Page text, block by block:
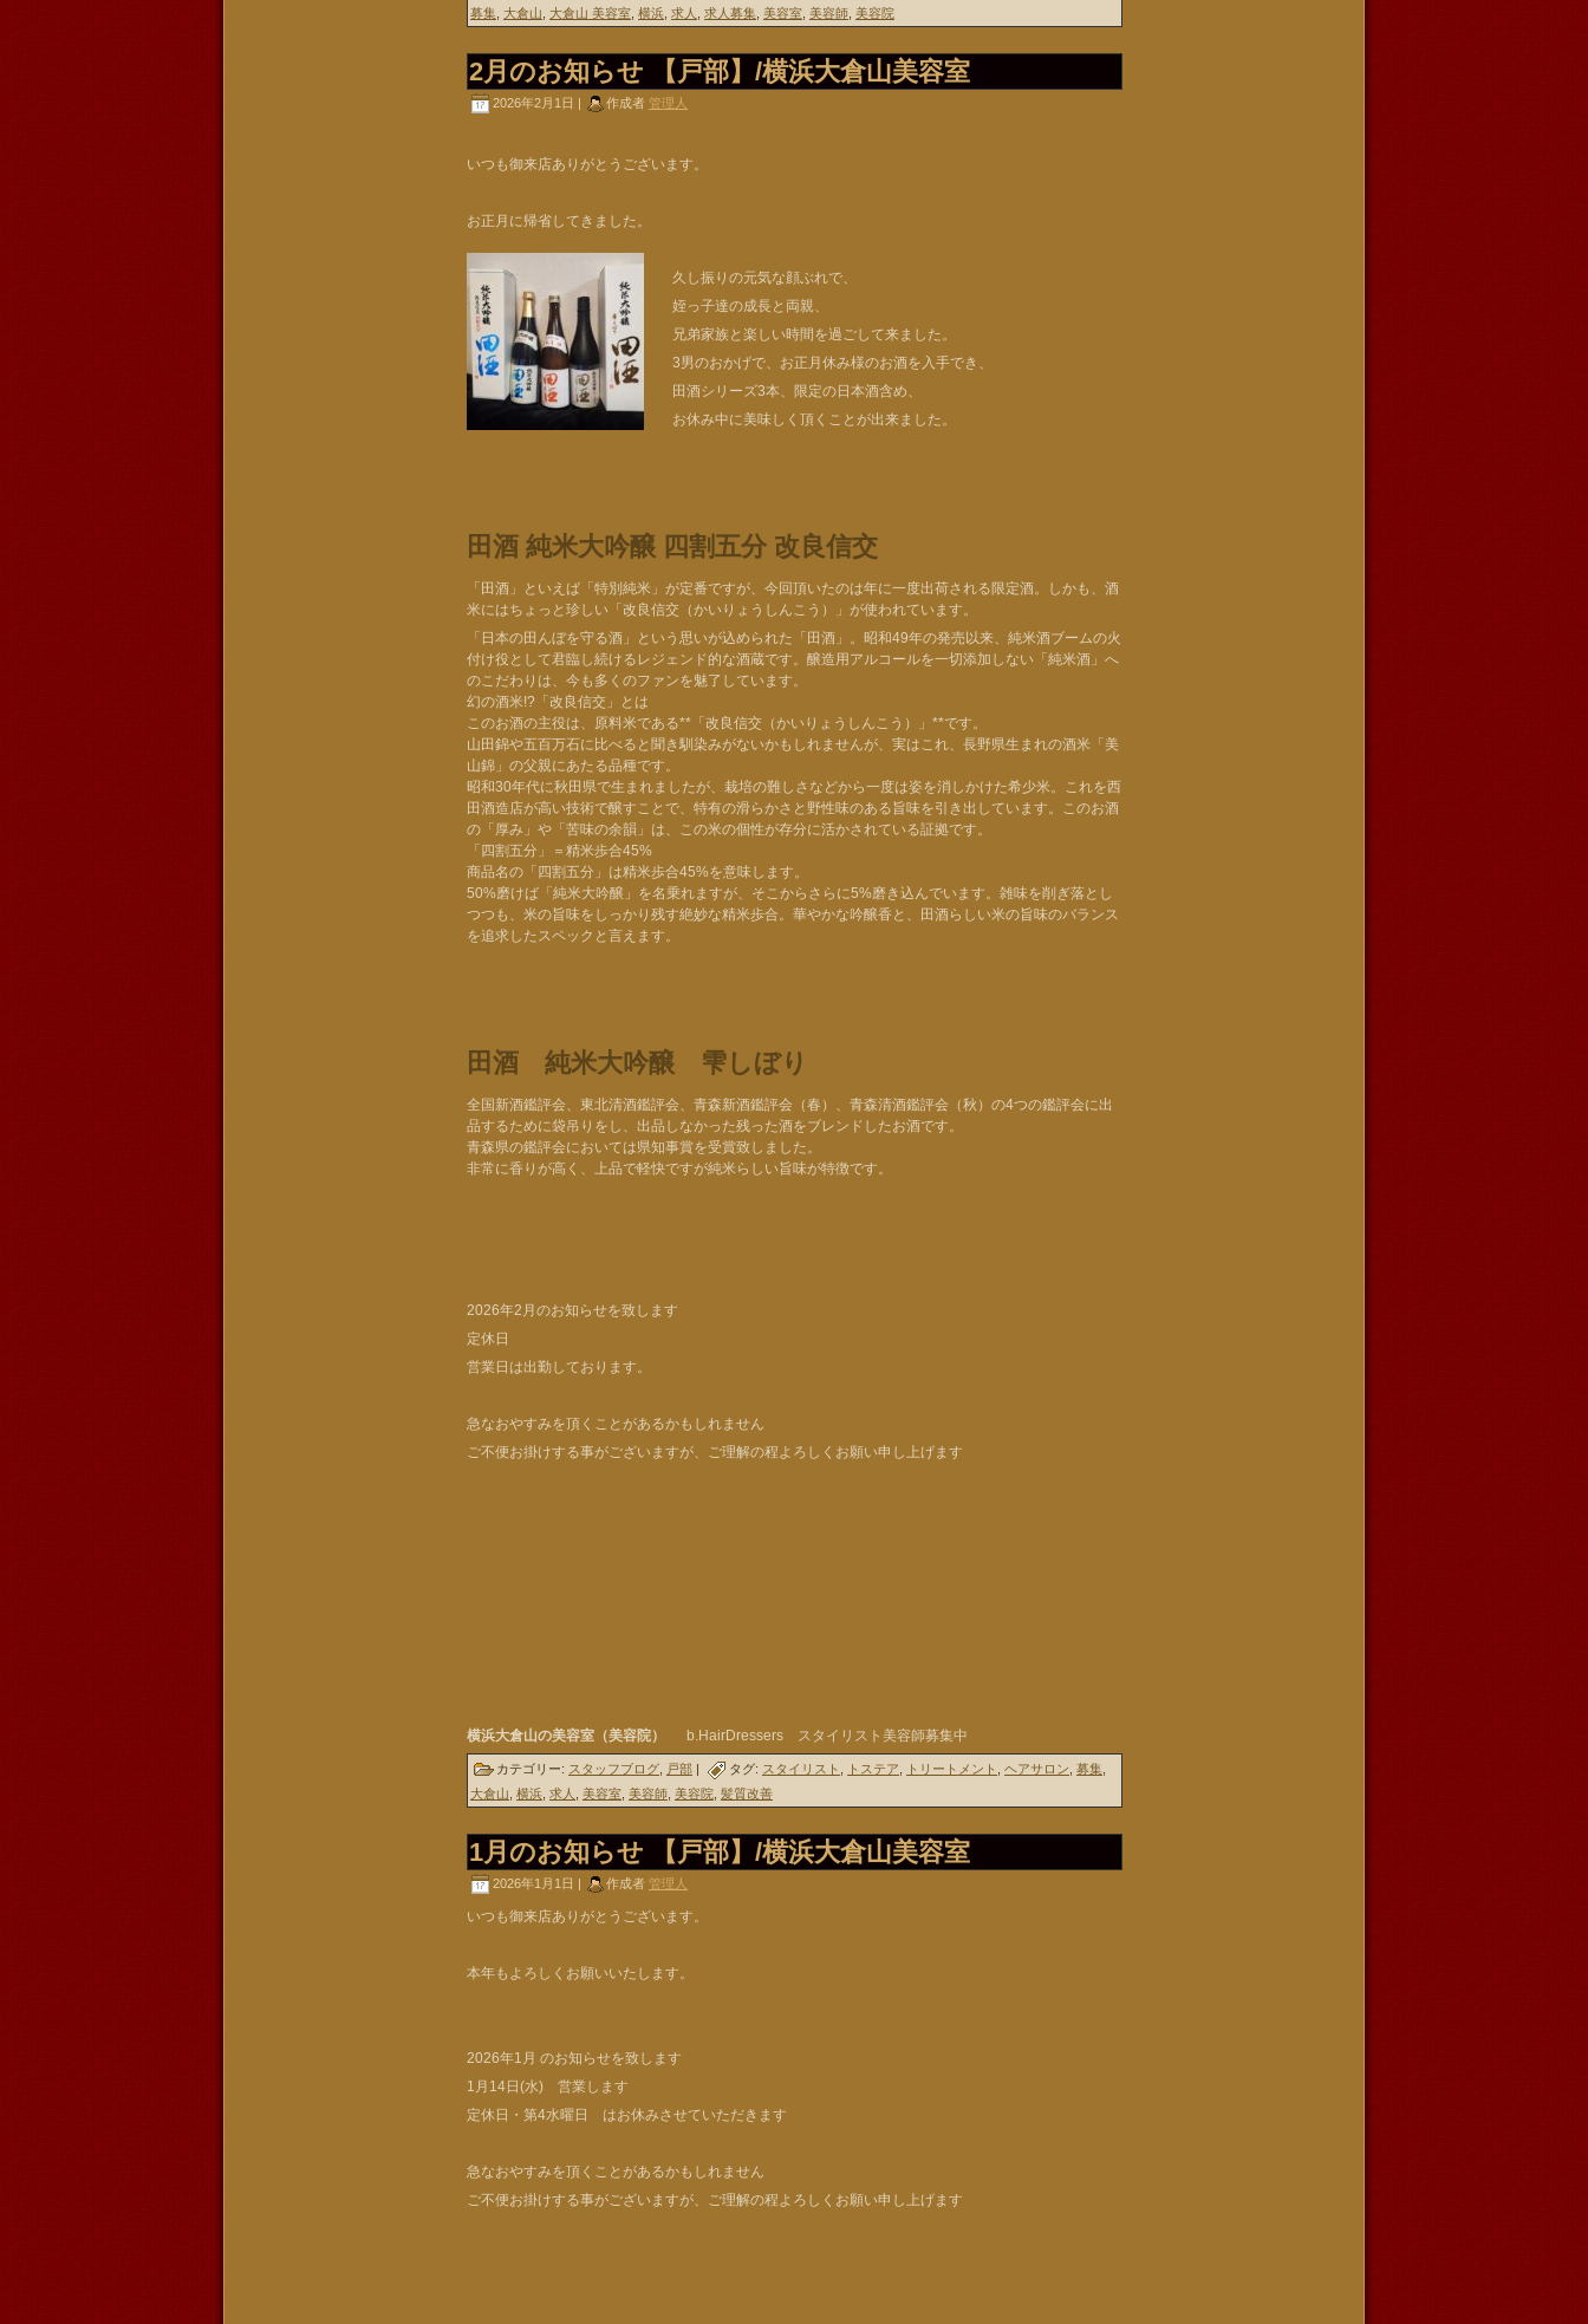
募集 大倉山 大倉山 美容室 横浜 求人 求人募集 美容室 美容師 美容院
2月のお知らせ 【戸部】/横浜大倉山美容室
2026年2月1日 | 作成者 管理人
いつも御来店ありがとうございます。
お正月に帰省してきました。
久し振りの元気な顔ぶれで、
姪っ子達の成長と両親、
兄弟家族と楽しい時間を過ごして来ました。
3男のおかげで、お正月休み様のお酒を入手でき、
田酒シリーズ3本、限定の日本酒含め、
お休み中に美味しく頂くことが出来ました。
田酒 純米大吟醸 四割五分 改良信交
「田酒」といえば「特別純米」が定番ですが、今回頂いたのは年に一度出荷される限定酒。しかも、酒
米にはちょっと珍しい「改良信交（かいりょうしんこう）」が使われています。
「日本の田んぼを守る酒」という思いが込められた「田酒」。昭和49年の発売以来、純米酒ブームの火
付け役として君臨し続けるレジェンド的な酒蔵です。醸造用アルコールを一切添加しない「純米酒」へ
のこだわりは、今も多くのファンを魅了しています。
幻の酒米!?「改良信交」とは
このお酒の主役は、原料米である**「改良信交（かいりょうしんこう）」**です。
山田錦や五百万石に比べると聞き馴染みがないかもしれませんが、実はこれ、長野県生まれの酒米「美
山錦」の父親にあたる品種です。
昭和30年代に秋田県で生まれましたが、栽培の難しさなどから一度は姿を消しかけた希少米。これを西
田酒造店が高い技術で醸すことで、特有の滑らかさと野性味のある旨味を引き出しています。このお酒
の「厚み」や「苦味の余韻」は、この米の個性が存分に活かされている証拠です。
「四割五分」＝精米歩合45%
商品名の「四割五分」は精米歩合45%を意味します。
50%磨けば「純米大吟醸」を名乗れますが、そこからさらに5%磨き込んでいます。雑味を削ぎ落とし
つつも、米の旨味をしっかり残す絶妙な精米歩合。華やかな吟醸香と、田酒らしい米の旨味のバランス
を追求したスペックと言えます。
田酒 純米大吟醸 雫しぼり
全国新酒鑑評会、東北清酒鑑評会、青森新酒鑑評会（春）、青森清酒鑑評会（秋）の4つの鑑評会に出
品するために袋吊りをし、出品しなかった残った酒をブレンドしたお酒です。
青森県の鑑評会においては県知事賞を受賞致しました。
非常に香りが高く、上品で軽快ですが純米らしい旨味が特徴です。
2026年2月のお知らせを致します
定休日
営業日は出勤しております。
急なおやすみを頂くことがあるかもしれません
ご不便お掛けする事がございますが、ご理解の程よろしくお願い申し上げます
横浜大倉山の美容室（美容院） b.HairDressers スタイリスト美容師募集中
カテゴリー: スタッフブログ 戸部 | タグ: スタイリスト トステア トリートメント ヘアサロン 募集
大倉山 横浜 求人 美容室 美容師 美容院 髪質改善
1月のお知らせ 【戸部】/横浜大倉山美容室
2026年1月1日 | 作成者 管理人
いつも御来店ありがとうございます。
本年もよろしくお願いいたします。
2026年1月 のお知らせを致します
1月14日(水) 営業します
定休日・第4水曜日 はお休みさせていただきます
急なおやすみを頂くことがあるかもしれません
ご不便お掛けする事がございますが、ご理解の程よろしくお願い申し上げます